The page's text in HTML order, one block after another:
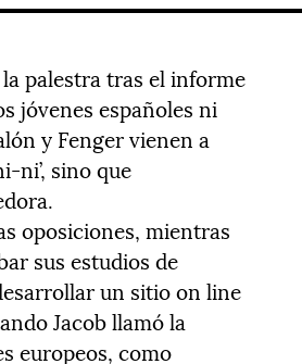
palestra tras el informe
jóvenes españoles ni
y Fenger vienen a
ni’, sino que
oposiciones, mientras
sus estudios de
un sitio on line
Jacob llamó la
europeos, como